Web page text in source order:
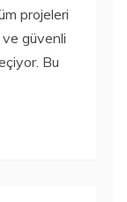
projeleri
ve güvenli
Bu